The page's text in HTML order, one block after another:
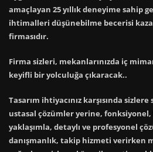
amaçlayan 25 yıllık deneyime sahip
ihtimalleri düşünebilme becerisi
firmasıdır.
Firma sizleri, mekanlarınızda iç
keyifli bir yolculuğa çıkaracak..
Tasarım ihtiyacınız karşısında
ustasal çözümler yerine,
yaklaşımla, detaylı ve profesyonel
danışmanlık, takip hizmeti verirken